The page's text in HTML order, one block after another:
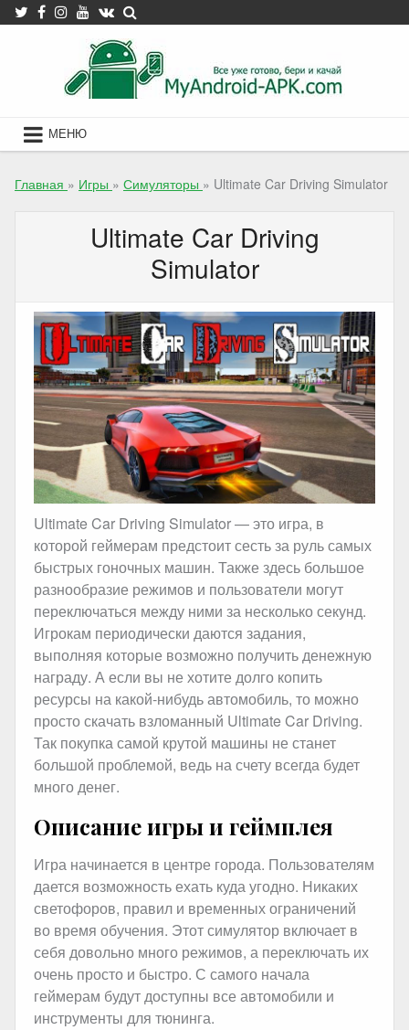
Skip
to
МЕНЮ
Главная » Игры » Симуляторы » Ultimate Car Driving Simulator
Ultimate Car Driving
Simulator
Ultimate Car Driving Simulator — это игра, в
которой геймерам предстоит сесть за руль самых
быстрых гоночных машин. Также здесь большое
разнообразие режимов и пользователи могут
переключаться между ними за несколько секунд.
Игрокам периодически даются задания,
выполняя которые возможно получить денежную
награду. А если вы не хотите долго копить
ресурсы на какой-нибудь автомобиль, то можно
просто скачать взломанный Ultimate Car Driving.
Так покупка самой крутой машины не станет
большой проблемой, ведь на счету всегда будет
много денег.
Описание игры и геймплея
Игра начинается в центре города. Пользователям
дается возможность ехать куда угодно. Никаких
светофоров, правил и временных ограничений
во время обучения. Этот симулятор включает в
себя довольно много режимов, а переключать их
очень просто и быстро. С самого начала
геймерам будут доступны все автомобили и
инструменты для тюнинга.